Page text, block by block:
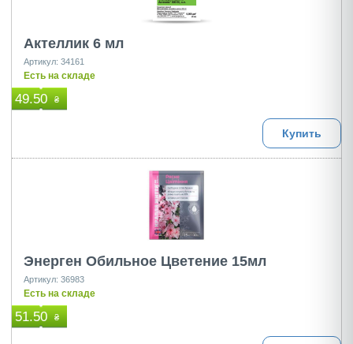
Актеллик 6 мл
Артикул: 34161
Есть на складе
49.50 ₴
Купить
Энерген Обильное Цветение 15мл
Артикул: 36983
Есть на складе
51.50 ₴